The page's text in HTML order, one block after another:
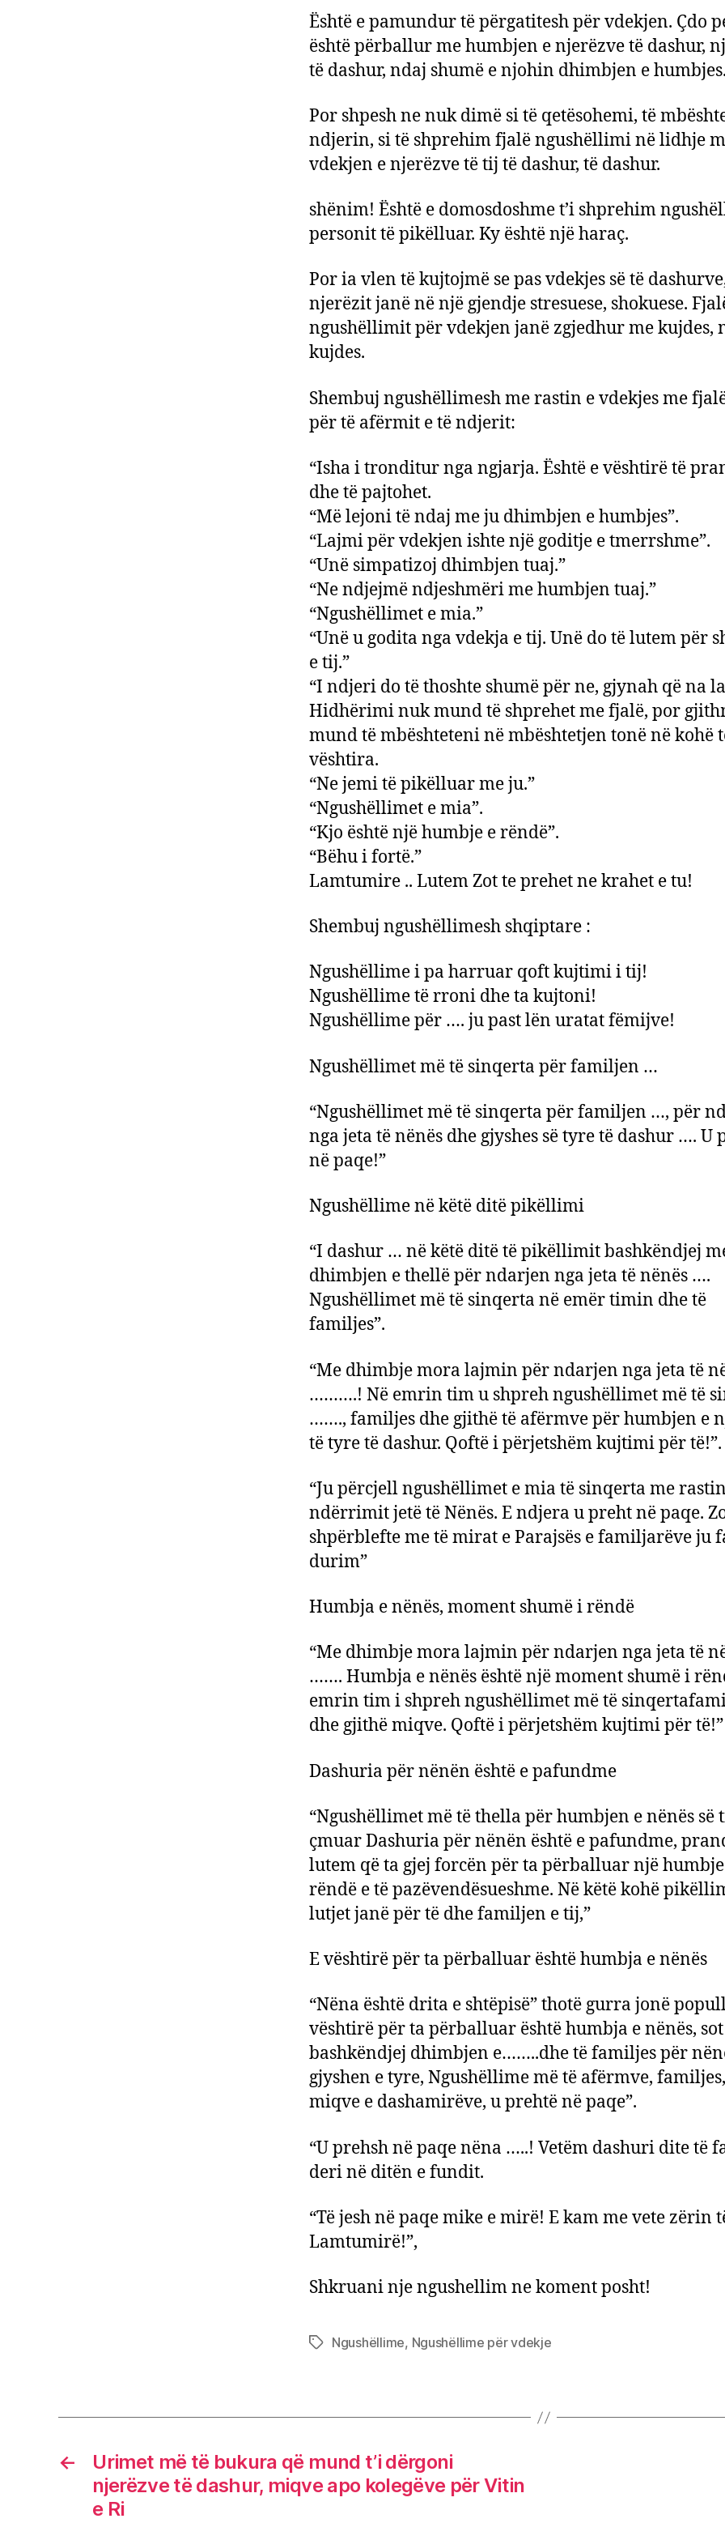
Është e pamundur të përgatitesh për vdekjen. Çdo
është përballur me humbjen e njerëzve të dashur,
të dashur, ndaj shumë e njohin dhimbjen e
Por shpesh ne nuk dimë si të qetësohemi, të
ndjerin, si të shprehim fjalë ngushëllimi në lidhje
vdekjen e njerëzve të tij të dashur, të dashur.
shënim! Është e domosdoshme t’i shprehim
personit të pikëlluar. Ky është një haraç.
Por ia vlen të kujtojmë se pas vdekjes së të
njerëzit janë në një gjendje stresuese, shokuese.
ngushëllimit për vdekjen janë zgjedhur me kujdes,
kujdes.
Shembuj ngushëllimesh me rastin e vdekjes me
për të afërmit e të ndjerit:
“Isha i tronditur nga ngjarja. Është e vështirë të
dhe të pajtohet.
“Më lejoni të ndaj me ju dhimbjen e humbjes”.
“Lajmi për vdekjen ishte një goditje e tmerrshme”.
“Unë simpatizoj dhimbjen tuaj.”
“Ne ndjejmë ndjeshmëri me humbjen tuaj.”
“Ngushëllimet e mia.”
“Unë u godita nga vdekja e tij. Unë do të lutem për
e tij.”
“I ndjeri do të thoshte shumë për ne, gjynah që na
Hidhërimi nuk mund të shprehet me fjalë, por
mund të mbështeteni në mbështetjen tonë në kohë
vështira.
“Ne jemi të pikëlluar me ju.”
“Ngushëllimet e mia”.
“Kjo është një humbje e rëndë”.
“Bëhu i fortë.”
Lamtumire .. Lutem Zot te prehet ne krahet e tu!
Shembuj ngushëllimesh shqiptare :
Ngushëllime i pa harruar qoft kujtimi i tij!
Ngushëllime të rroni dhe ta kujtoni!
Ngushëllime për …. ju past lën uratat fëmijve!
Ngushëllimet më të sinqerta për familjen …
“Ngushëllimet më të sinqerta për familjen …, për
nga jeta të nënës dhe gjyshes së tyre të dashur …. U
në paqe!”
Ngushëllime në këtë ditë pikëllimi
“I dashur … në këtë ditë të pikëllimit bashkëndjej
dhimbjen e thellë për ndarjen nga jeta të nënës ….
Ngushëllimet më të sinqerta në emër timin dhe të
familjes”.
“Me dhimbje mora lajmin për ndarjen nga jeta të
……….! Në emrin tim u shpreh ngushëllimet më të
……., familjes dhe gjithë të afërmve për humbjen e
të tyre të dashur. Qoftë i përjetshëm kujtimi për të!”.
“Ju përcjell ngushëllimet e mia të sinqerta me
ndërrimit jetë të Nënës. E ndjera u preht në paqe.
shpërblefte me të mirat e Parajsës e familjarëve ju
durim”
Humbja e nënës, moment shumë i rëndë
“Me dhimbje mora lajmin për ndarjen nga jeta të
……. Humbja e nënës është një moment shumë i
emrin tim i shpreh ngushëllimet më të
dhe gjithë miqve. Qoftë i përjetshëm kujtimi për të!”
Dashuria për nënën është e pafundme
“Ngushëllimet më të thella për humbjen e nënës së
çmuar Dashuria për nënën është e pafundme,
lutem që ta gjej forcën për ta përballuar një
rëndë e të pazëvendësueshme. Në këtë kohë
lutjet janë për të dhe familjen e tij,”
E vështirë për ta përballuar është humbja e nënës
“Nëna është drita e shtëpisë” thotë gurra jonë
vështirë për ta përballuar është humbja e nënës, sot
bashkëndjej dhimbjen e……..dhe të familjes për
gjyshen e tyre, Ngushëllime më të afërmve, familjes,
miqve e dashamirëve, u prehtë në paqe”.
“U prehsh në paqe nëna …..! Vetëm dashuri dite të
deri në ditën e fundit.
“Të jesh në paqe mike e mirë! E kam me vete zërin
Lamtumirë!”,
Shkruani nje ngushellim ne koment posht!
TagsNgushëllime, Ngushëllime për vdekje
←
Urimet më të bukura që mund t’i dërgoni
njerëzve të dashur, miqve apo kolegëve për Vitin
e Ri